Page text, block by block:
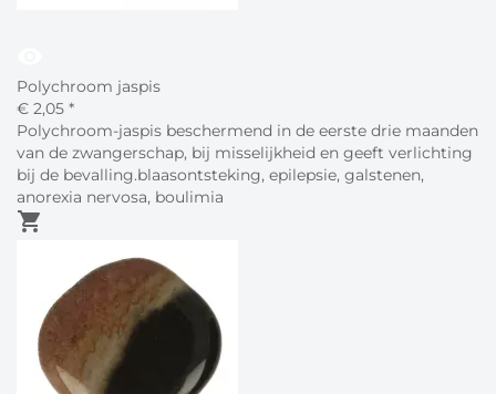
Polychroom jaspis
€ 2,05 *
Polychroom-jaspis beschermend in de eerste drie maanden
van de zwangerschap, bij misselijkheid en geeft verlichting
bij de bevalling.blaasontsteking, epilepsie, galstenen,
anorexia nervosa, boulimia
shopping_cart